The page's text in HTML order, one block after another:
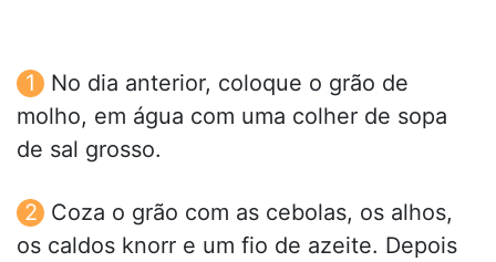
No dia anterior, coloque o grão de
molho, em água com uma colher de sopa
de sal grosso.
Coza o grão com as cebolas, os alhos,
os caldos knorr e um fio de azeite. Depois